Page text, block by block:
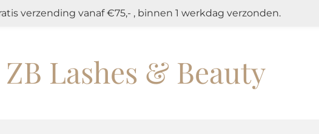
verzending vanaf €75,- , binnen 1 werkdag verzonden.
ZB Lashes & Beauty